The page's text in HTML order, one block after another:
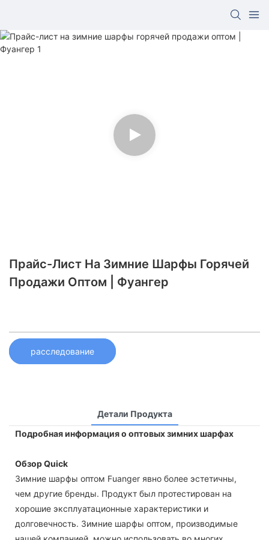
Прайс-Лист На Зимние Шарфы Горячей
Продажи Оптом | Фуангер
расследование
Детали Продукта
Подробная информация о оптовых зимних шарфах
Обзор Quick
Зимние шарфы оптом Fuanger явно более эстетичны,
чем другие бренды. Продукт был протестирован на
хорошие эксплуатационные характеристики и
долговечность. Зимние шарфы оптом, производимые